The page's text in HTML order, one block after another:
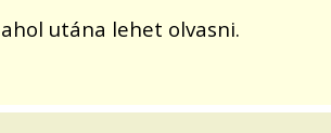
utána lehet olvasni.